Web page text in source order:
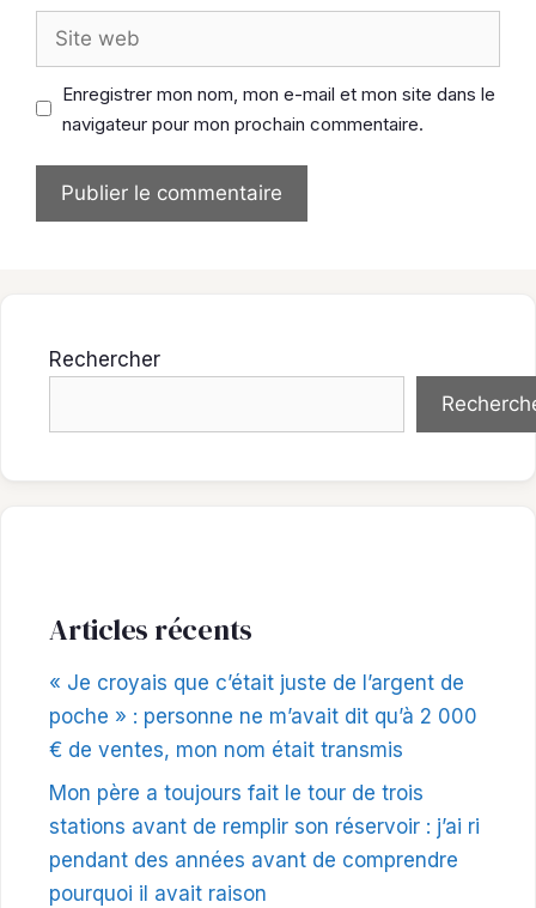
web
Enregistrer mon nom, mon e-mail et mon site dans le
navigateur pour mon prochain commentaire.
Rechercher
Articles récents
« Je croyais que c’était juste de l’argent de
poche » : personne ne m’avait dit qu’à 2 000
€ de ventes, mon nom était transmis
Mon père a toujours fait le tour de trois
stations avant de remplir son réservoir : j’ai ri
pendant des années avant de comprendre
pourquoi il avait raison